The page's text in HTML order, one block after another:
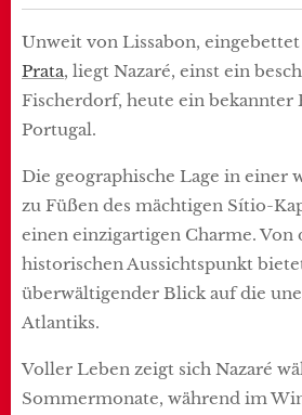
Unweit von Lissabon,
Prata, liegt Nazaré, einst ein
Fischerdorf, heute ein bekannter
Portugal.
Die geographische Lage in einer
zu Füßen des mächtigen Sítio-
einen einzigartigen Charme. Von
historischen Aussichtspunkt
überwältigender Blick auf die
Atlantiks.
Voller Leben zeigt sich Nazaré
Sommermonate, während im